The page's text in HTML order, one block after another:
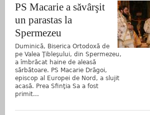
PS Macarie a săvârşit
un parastas la
Spermezeu
Duminică, Biserica Ortodoxă de
pe Valea Ţibleşului, din Spermezeu,
a îmbrăcat haine de aleasă
sărbătoare. PS Macarie Drăgoi,
episcop al Europei de Nord, a slujit
acasă. Prea Sfinţia Sa a fost
primit...